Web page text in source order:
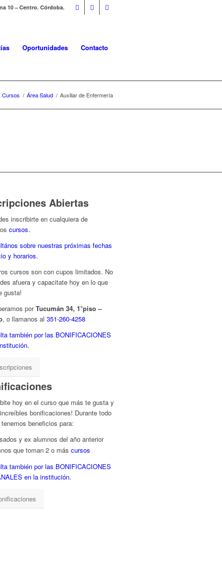
10 – Centro. Córdoba.
Oportunidades Contacto
Cursos / Área Salud / Auxiliar de Enfermería
Abiertas
inscribirte en cualquiera de
cursos.
sobre nuestras próximas fechas
y horarios.
cursos son con cupos limitados. No
afuera y capacitate hoy en lo que
gusta!
porTucumán 34, 1°piso –
, o llamanos al351-260-4258
también por las BONIFICACIONES
hoy en el curso que más te gusta y
bonificaciones! Durante todo
beneficios para:
y ex alumnos del año anterior
que toman 2 o máscursos
también por las BONIFICACIONES
en la institución.